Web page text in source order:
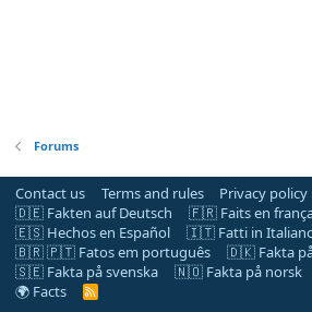
Forums
Contact us Terms and rules Privacy policy
🇩🇪 Fakten auf Deutsch
🇫🇷 Faits en
🇪🇸 Hechos en Español
🇮🇹 Fatti in
🇧🇷 🇵🇹 Fatos em português
🇩🇰 Fakta
🇸🇪 Fakta på svenska
🇳🇴 Fakta på norsk
🌍 Facts
R